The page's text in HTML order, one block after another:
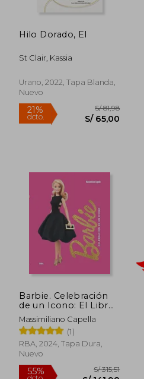
55%
dcto. S/ 75,98
Hilo Dorado, El
St Clair, Kassia
Urano, 2022, Tapa Blanda,
Nuevo
Barbie. Celebración
de un Icono: El Libro
Oficial de Mattel
Massimiliano Capella
(1)
RBA, 2024, Tapa Dura,
Nuevo